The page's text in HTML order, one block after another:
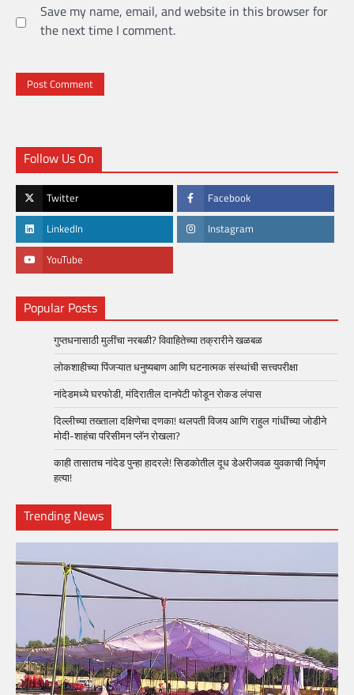
Save my name, email, and website in this browser for
the next time I comment.
Follow Us On
Twitter Facebook
LinkedIn Instagram
YouTube
Popular Posts
गुप्तधनासाठी मुलींचा नरबळी? विवाहितेच्या तक्रारीने खळबळ
लोकशाहीच्या पिंजऱ्यात धनुष्यबाण आणि घटनात्मक संस्थांची सत्त्वपरीक्षा
नांदेडमध्ये घरफोडी, मंदिरातील दानपेटी फोडून रोकड लंपास
दिल्लीच्या तख्ताला दक्षिणेचा दणका! थलपती विजय आणि राहुल गांधींच्या जोडीने
मोदी-शाहंचा परिसीमन प्लॅन रोखला?
काही तासातच नांदेड पुन्हा हादरले! सिडकोतील दूध डेअरीजवळ युवकाची निर्घृण
हत्या!
Trending News